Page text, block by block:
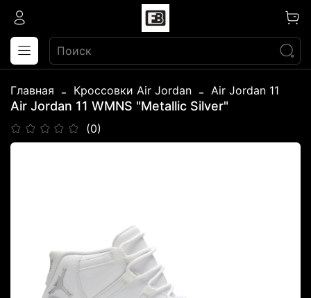
Главная Кроссовки Air Jordan Air Jordan 11
Air Jordan 11 WMNS "Metallic Silver"
(0)